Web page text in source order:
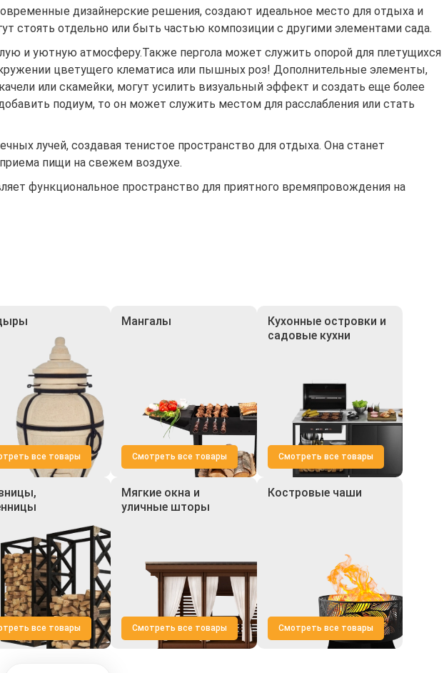
дизайнерские решения, создают идеальное место для отдыха и
стоять отдельно или быть частью композиции с другими элементами сада.
и уютную атмосферу.Также пергола может служить опорой для плетущихся
цветущего клематиса или пышных роз! Дополнительные элементы,
или скамейки, могут усилить визуальный эффект и создать еще более
подиум, то он может служить местом для расслабления или стать
лучей, создавая тенистое пространство для отдыха. Она станет
пищи на свежем воздухе.
функциональное пространство для приятного времяпровождения на
все товары
Мангалы
Смотреть все товары
Кухонные островки и
садовые кухни
Смотреть все товары
все товары
Мягкие окна и
уличные шторы
Смотреть все товары
Костровые чаши
Смотреть все товары